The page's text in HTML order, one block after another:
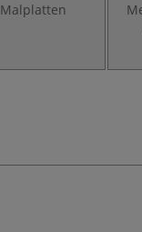
Malplatten